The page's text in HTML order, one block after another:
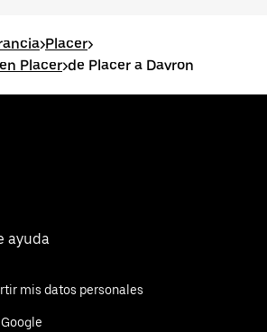
>Placer>
Placer>de Placer a Davron
ayuda
mis datos personales